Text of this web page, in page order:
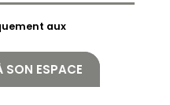
aux
SON ESPACE